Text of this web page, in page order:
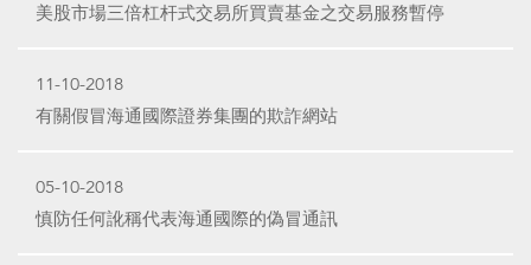
美股市場三倍杠杆式交易所買賣基金之交易服務暫停
11-10-2018
有關假冒海通國際證券集團的欺詐網站
05-10-2018
慎防任何訛稱代表海通國際的偽冒通訊